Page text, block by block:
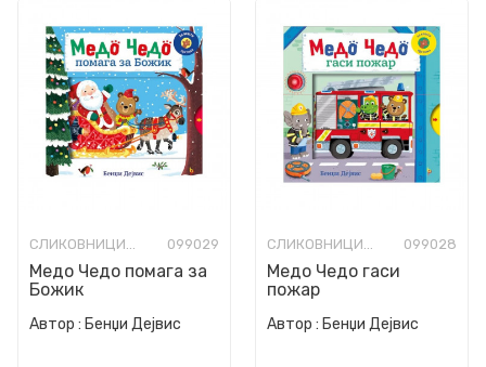
СЛИКОВНИЦИ СО ТВРДИ СТРАНИЦИ 099029
Медо Чедо помага за
Божик
Автор : Бенџи Дејвис
СЛИКОВНИЦИ СО ТВРДИ СТРАНИЦИ 099028
Медо Чедо гаси
пожар
Автор : Бенџи Дејвис